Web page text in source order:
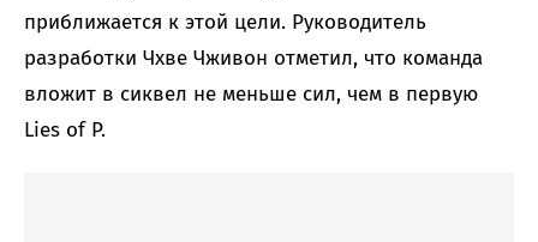
приближается к этой цели. Руководитель
разработки Чхве Чживон отметил, что команда
вложит в сиквел не меньше сил, чем в первую
Lies of P.